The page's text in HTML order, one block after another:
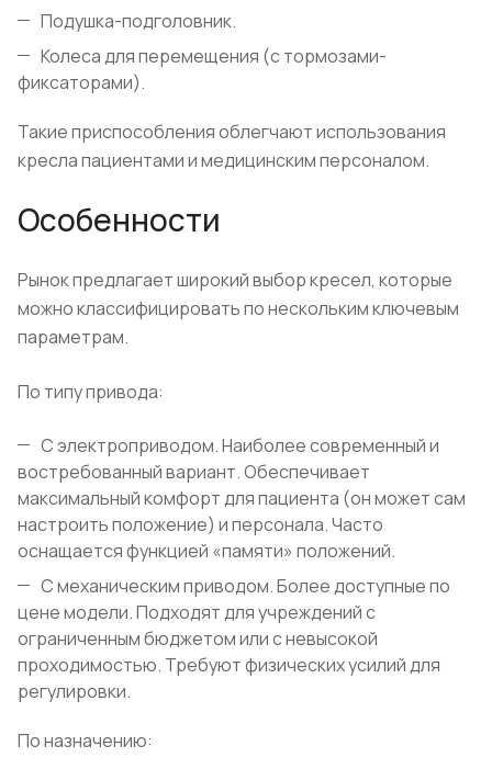
Подушка-подголовник.
Колеса для перемещения (с тормозами-
фиксаторами).
Такие приспособления облегчают использования
кресла пациентами и медицинским персоналом.
Особенности
Рынок предлагает широкий выбор кресел, которые
можно классифицировать по нескольким ключевым
параметрам.
По типу привода:
С электроприводом. Наиболее современный и
востребованный вариант. Обеспечивает
максимальный комфорт для пациента (он может сам
настроить положение) и персонала. Часто
оснащается функцией «памяти» положений.
С механическим приводом. Более доступные по
цене модели. Подходят для учреждений с
ограниченным бюджетом или с невысокой
проходимостью. Требуют физических усилий для
регулировки.
По назначению: